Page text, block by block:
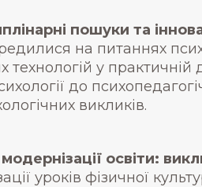
пошуки та
на питаннях
у практичній
до
викликів.
освіти:
уроків фізичної